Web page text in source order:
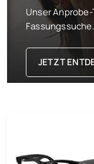
Unser
Fassungssuche.
JETZT